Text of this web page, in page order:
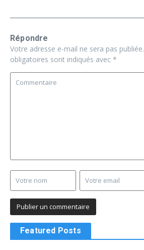
Répondre
Votre adresse e-mail ne sera pas publiée.
obligatoires sont indiqués avec *
Featured Posts